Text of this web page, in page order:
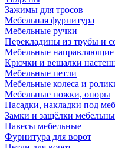
Зажимы для тросов
Мебельная фурнитура
Мебельные ручки
Перекладины из трубы и
Мебельные направляющие
Крючки и вешалки
Мебельные петли
Мебельные колеса и
Мебельные ножки, опоры
Насадки, накладки под
Замки и защёлки
Навесы мебельные
Фурнитура для ворот